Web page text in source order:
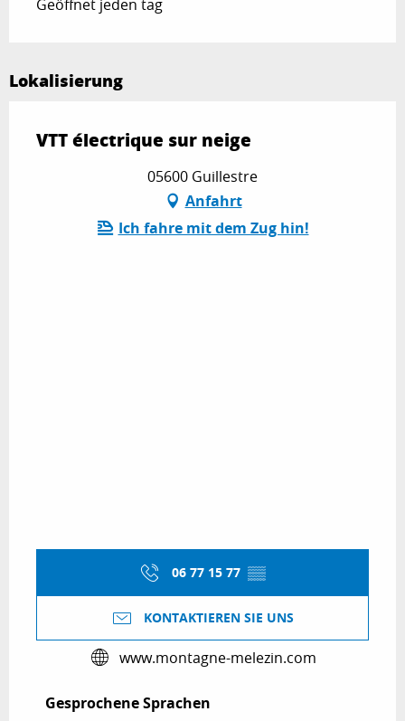
Geöffnet jeden tag
Lokalisierung
VTT électrique sur neige
05600 Guillestre
Anfahrt
Ich fahre mit dem Zug hin!
06 77 15 77 ▒▒
KONTAKTIEREN SIE UNS
www.montagne-melezin.com
Gesprochene Sprachen
Gesprochene Sprachen